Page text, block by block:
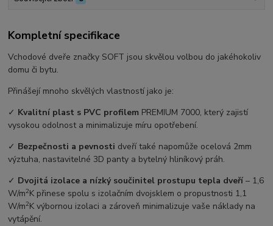
Kompletní specifikace
Vchodové dveře značky SOFT jsou skvělou volbou do jakéhokoliv
domu či bytu.
Přinášejí mnoho skvělých vlastností jako je:
✓ Kvalitní plast s PVC profilem PREMIUM 7000, který zajistí
vysokou odolnost a minimalizuje míru opotřebení.
✓ Bezpečnosti a pevnosti dveří také napomůže ocelová 2mm
výztuha, nastavitelné 3D panty a bytelný hliníkový práh.
✓ Dvojitá izolace a nízký součinitel prostupu tepla dveří –⁠ 1,6
W/m2K přinese spolu s izolačním dvojsklem o propustnosti 1,1
W/m2K výbornou izolaci a zároveň minimalizuje vaše náklady na
vytápění.